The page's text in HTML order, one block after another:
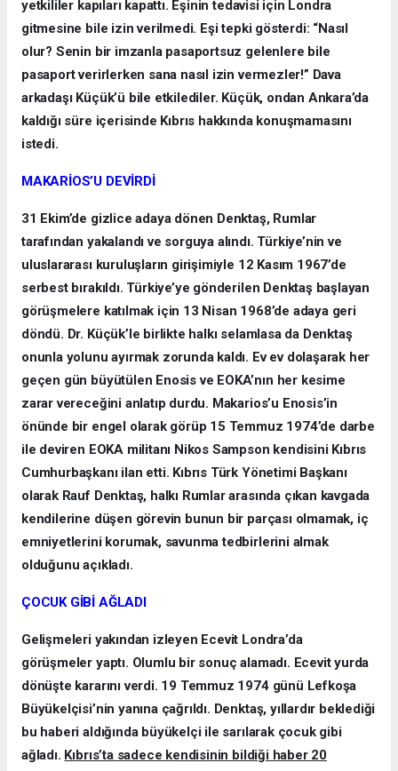
yetkililer kapıları kapattı. Eşinin tedavisi için Londra
gitmesine bile izin verilmedi. Eşi tepki gösterdi: “Nasıl
olur? Senin bir imzanla pasaportsuz gelenlere bile
pasaport verirlerken sana nasıl izin vermezler!” Dava
arkadaşı Küçük’ü bile etkilediler. Küçük, ondan Ankara’da
kaldığı süre içerisinde Kıbrıs hakkında konuşmamasını
istedi.
MAKARİOS’U DEVİRDİ
31 Ekim’de gizlice adaya dönen Denktaş, Rumlar
tarafından yakalandı ve sorguya alındı. Türkiye’nin ve
uluslararası kuruluşların girişimiyle 12 Kasım 1967’de
serbest bırakıldı. Türkiye’ye gönderilen Denktaş başlayan
görüşmelere katılmak için 13 Nisan 1968’de adaya geri
döndü. Dr. Küçük’le birlikte halkı selamlasa da Denktaş
onunla yolunu ayırmak zorunda kaldı. Ev ev dolaşarak her
geçen gün büyütülen Enosis ve EOKA’nın her kesime
zarar vereceğini anlatıp durdu. Makarios’u Enosis’in
önünde bir engel olarak görüp 15 Temmuz 1974’de darbe
ile deviren EOKA militanı Nikos Sampson kendisini Kıbrıs
Cumhurbaşkanı ilan etti. Kıbrıs Türk Yönetimi Başkanı
olarak Rauf Denktaş, halkı Rumlar arasında çıkan kavgada
kendilerine düşen görevin bunun bir parçası olmamak, iç
emniyetlerini korumak, savunma tedbirlerini almak
olduğunu açıkladı.
ÇOCUK GİBİ AĞLADI
Gelişmeleri yakından izleyen Ecevit Londra’da
görüşmeler yaptı. Olumlu bir sonuç alamadı. Ecevit yurda
dönüşte kararını verdi. 19 Temmuz 1974 günü Lefkoşa
Büyükelçisi’nin yanına çağrıldı. Denktaş, yıllardır beklediği
bu haberi aldığında büyükelçi ile sarılarak çocuk gibi
ağladı. Kıbrıs’ta sadece kendisinin bildiği haber 20